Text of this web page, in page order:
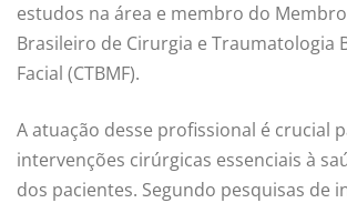
estudos na área e membro do
Brasileiro de Cirurgia e Traumatologia
Facial (CTBMF).
A atuação desse profissional é crucial
intervenções cirúrgicas essenciais à
dos pacientes. Segundo pesquisas de